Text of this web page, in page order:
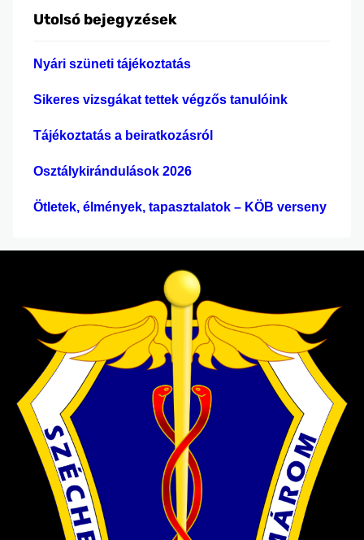
s
Utolsó bejegyzések
Nyári szüneti tájékoztatás
Sikeres vizsgákat tettek végzős tanulóink
Tájékoztatás a beiratkozásról
Osztálykirándulások 2026
Ötletek, élmények, tapasztalatok – KÖB verseny